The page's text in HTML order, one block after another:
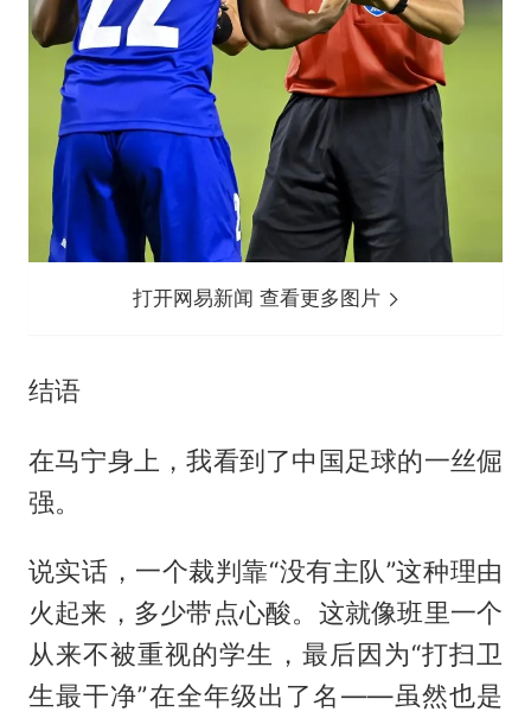
打开网易新闻 查看更多图片
结语
在马宁身上，我看到了中国足球的一丝倔
强。
说实话，一个裁判靠“没有主队”这种理由
火起来，多少带点心酸。这就像班里一个
从来不被重视的学生，最后因为“打扫卫
生最干净”在全年级出了名——虽然也是